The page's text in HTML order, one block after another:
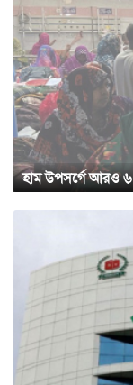
হাম উপসর্গে আরও